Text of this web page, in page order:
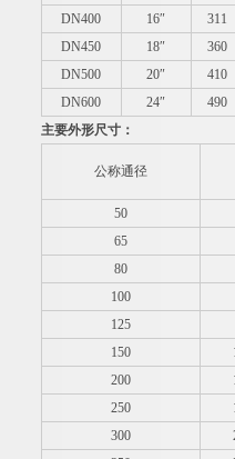
DN400
16″
311
DN450
18″
360
DN500
20″
410
DN600
24″
490
主要外形尺寸：
公称通径
50
65
80
100
125
150
200
250
300